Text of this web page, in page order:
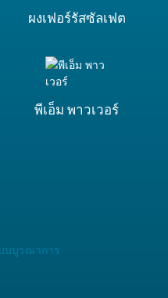
ผงเฟอร์รัสซัลเฟต
พีเอ็ม พาวเวอร์